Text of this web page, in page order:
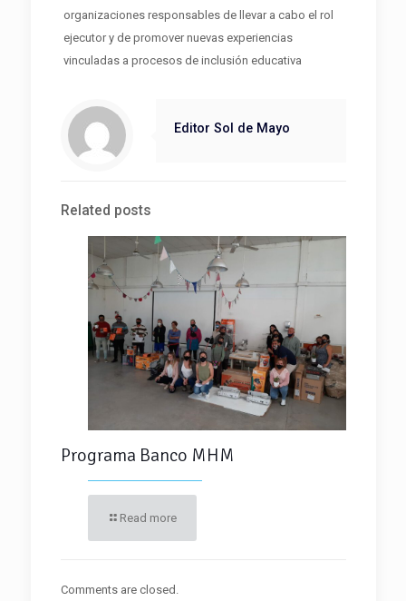
organizaciones responsables de llevar a cabo el rol
ejecutor y de promover nuevas experiencias
vinculadas a procesos de inclusión educativa
Editor Sol de Mayo
Related posts
Programa Banco MHM
Read more
Comments are closed.